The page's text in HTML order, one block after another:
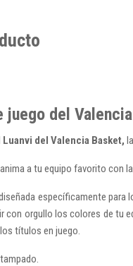
juego del
del Valencia Basket,
a tu equipo favorito con
específicamente
con orgullo los colores de tu
títulos en juego.